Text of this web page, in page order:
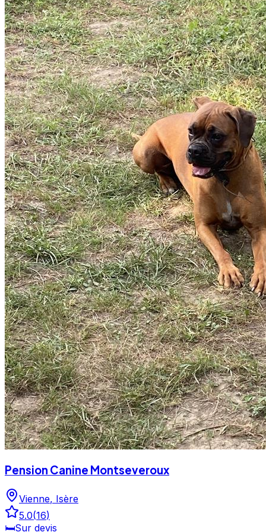
prestations et contactez-le directement depuis sa fiche.
Au rythme des pattes est un professionnel du service
canin situé à Vienne. Noté 5/5 ⭐⭐⭐⭐⭐ sur Google Maps
avec 28 avis.
Pension Canine Montseveroux
Vienne, Isère
5.0(16)
🛏️Sur devis